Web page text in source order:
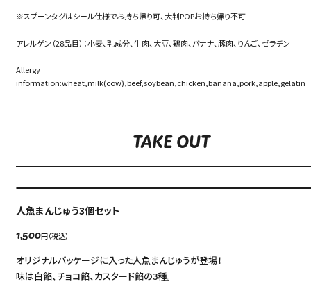
※スプーンタグはシール仕様でお持ち帰り可、大判POPお持ち帰り不可
アレルゲン（28品目）：小麦、乳成分、牛肉、大豆、鶏肉、バナナ、豚肉、りんご、ゼラチン
Allergy
information:wheat,milk(cow),beef,soybean,chicken,banana,pork,apple,gelatin
TAKE OUT
人魚まんじゅう3個セット
1,500円（税込）
オリジナルパッケージに入った人魚まんじゅうが登場！
味は白餡、チョコ餡、カスタード餡の3種。